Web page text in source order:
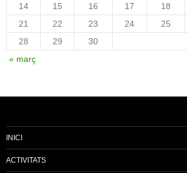
14
15 16 17 18
21
22 23 24 25
28
29
30
« març
INICI
ACTIVITATS